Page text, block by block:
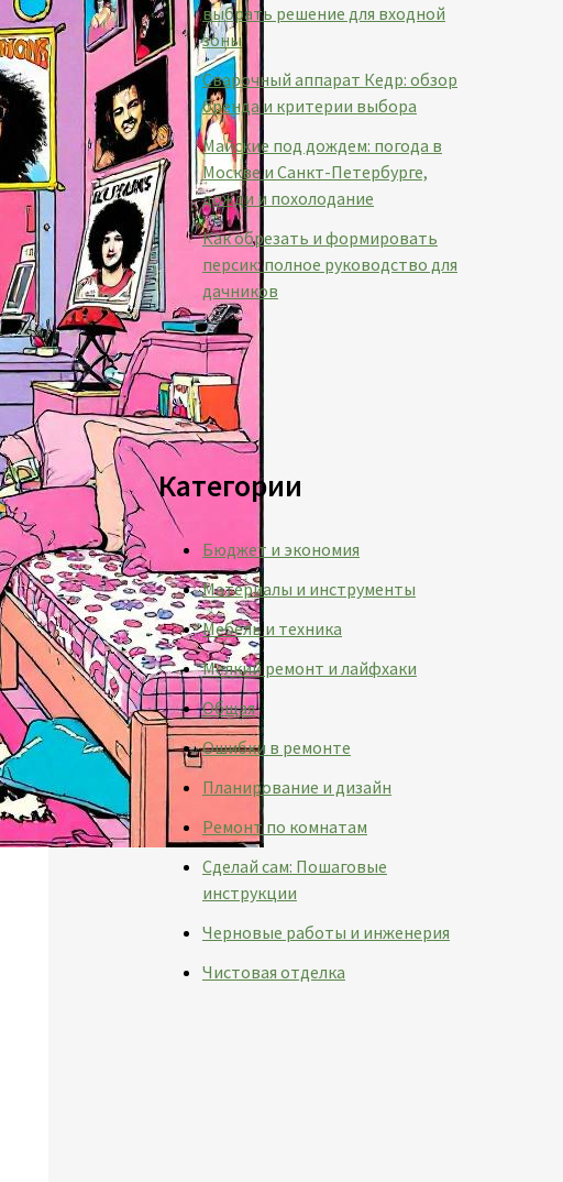
выбрать решение для входной
зоны
Сварочный аппарат Кедр: обзор
бренда и критерии выбора
Майские под дождем: погода в
Москве и Санкт-Петербурге,
дожди и похолодание
Как обрезать и формировать
персик: полное руководство для
дачников
Категории
Бюджет и экономия
Материалы и инструменты
Мебель и техника
Мелкий ремонт и лайфхаки
Общая
Ошибки в ремонте
Планирование и дизайн
Ремонт по комнатам
Сделай сам: Пошаговые
инструкции
Черновые работы и инженерия
Чистовая отделка